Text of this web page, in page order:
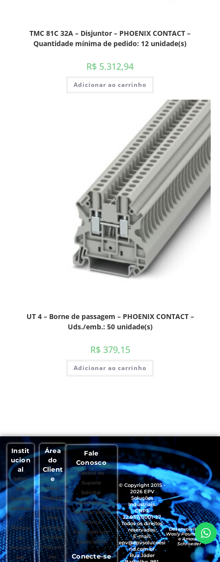
TMC 81C 32A – Disjuntor – PHOENIX CONTACT –
Quantidade mínima de pedido: 12 unidade(s)
R$ 5.312,94
Adicionar ao carrinho
UT 4 – Borne de passagem – PHOENIX CONTACT –
Uds./emb.: 50 unidade(s)
R$ 379,15
Adicionar ao carrinho
Instit
ucion
al
Sobre
Nós
Sustent
abilidad
e
Política
de
Privacid
ade
Área
do
Client
e
Meus
Pedidos
Acompa
nhar
Entrega
Dúvidas
Frequen
tes
Fale
Conosco
Central de
Suporte
Solicitar
Orçamento
Solicitar Visita
Técnica
Falar com um
Especialista
Conecte-se
© Copyright 2015 -
2026 EPV
Soluções
Industriais.
CNPJ:
22.837/0001-27
Todos os direitos
reservados.
E-mail:
epv@epvsolucoesi
nd.com.br
Rua Jáder
Desenvolvido por
Wasly Paumgartten
e Amaury
Schroeder